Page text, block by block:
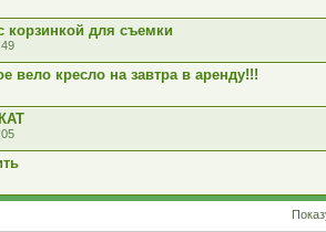
корзинкой для съемки
вело кресло на завтра в аренду!!!